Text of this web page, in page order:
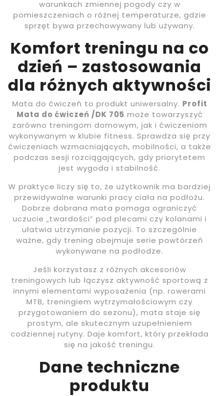
warunkach zmiennej pogody czy w
pomieszczeniach o różnej temperaturze, gdzie
sprzęt bywa przechowywany lub używany.
Komfort treningu na co
dzień – zastosowania
dla różnych aktywności
Mata do ćwiczeń to produkt uniwersalny. Profit
Mata do ćwiczeń /DK 705 może towarzyszyć
zarówno treningom domowym, jak i ćwiczeniom
wykonywanym w klubie fitness. Sprawdza się przy
ćwiczeniach wzmacniających, mobilności, a także
podczas sesji rozciągających, gdy priorytetem
jest wygoda i stabilność.
W praktyce liczy się to, że użytkownik ma bardziej
przewidywalne warunki pracy ciała na podłożu.
Dobrze dobrana mata pomaga ograniczyć
uczucie „twardości” pod plecami czy kolanami i
ułatwia utrzymanie pozycji. To szczególnie
ważne, gdy trening obejmuje serie powtórzeń
wykonywane na podłodze.
Jeśli korzystasz z różnych akcesoriów
treningowych lub łączysz aktywność sportową z
innymi elementami wyposażenia (np. rowerami
MTB, treningiem wytrzymałościowym czy
przygotowaniem do sezonu), mata staje się
prostym, ale skutecznym uzupełnieniem
codziennej rutyny. Daje komfort, który przekłada
się na jakość treningu.
Dane techniczne
produktu